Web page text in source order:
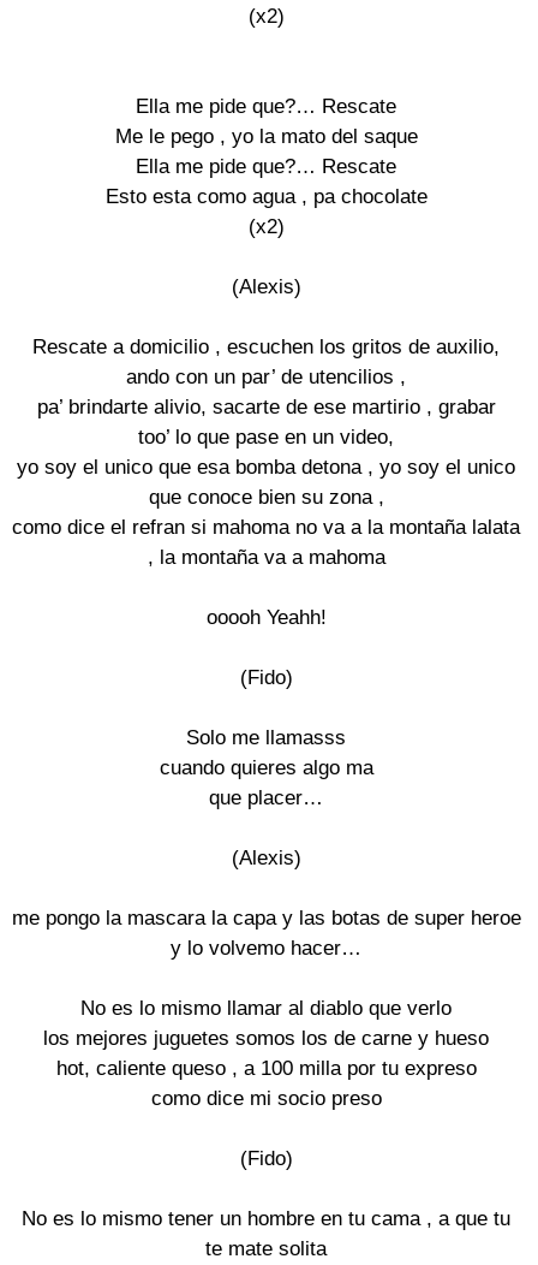
(x2)
Ella me pide que?… Rescate
Me le pego , yo la mato del saque
Ella me pide que?… Rescate
Esto esta como agua , pa chocolate
(x2)
(Alexis)
Rescate a domicilio , escuchen los gritos de auxilio,
ando con un par’ de utencilios ,
pa’ brindarte alivio, sacarte de ese martirio , grabar
too’ lo que pase en un video,
yo soy el unico que esa bomba detona , yo soy el unico
que conoce bien su zona ,
como dice el refran si mahoma no va a la montaña lalata
, la montaña va a mahoma
ooooh Yeahh!
(Fido)
Solo me llamasss
cuando quieres algo ma
que placer…
(Alexis)
me pongo la mascara la capa y las botas de super heroe
y lo volvemo hacer…
No es lo mismo llamar al diablo que verlo
los mejores juguetes somos los de carne y hueso
hot, caliente queso , a 100 milla por tu expreso
como dice mi socio preso
(Fido)
No es lo mismo tener un hombre en tu cama , a que tu
te mate solita